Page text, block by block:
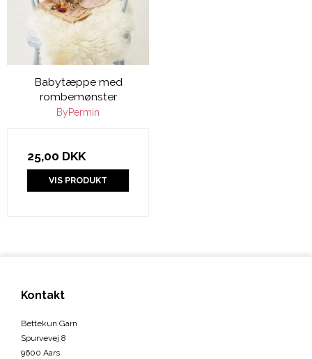
Babytæppe med
rombemønster
ByPermin
25,00 DKK
VIS PRODUKT
Kontakt
Bettekun Garn
Spurvevej 8
9600 Aars